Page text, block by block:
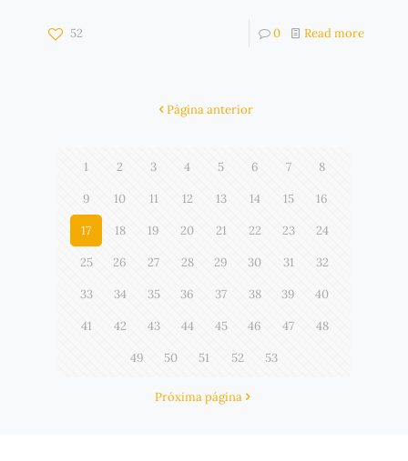
52 0 Read more
Página anterior
1 2 3 4 5 6 7 8
9 10 11 12 13 14 15 16
17 18 19 20 21 22 23 24
25 26 27 28 29 30 31 32
33 34 35 36 37 38 39 40
41 42 43 44 45 46 47 48
49 50 51 52 53
Próxima página